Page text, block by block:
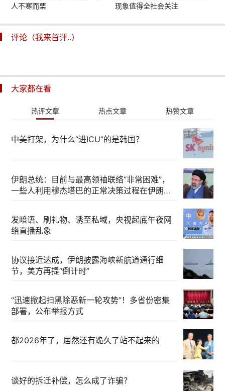
人不寒而栗
现象值得全社会关注
评论（我来首评..）
大家都在看
热评文章 热点文章 热赞文章
中美打架，为什么“进ICU”的是韩国？
伊朗总统：目前与最高领袖联络“非常困难”，
一些人利用穆杰塔巴的正常决策过程在伊朗内
发暗语、刷礼物、诱至私域，央视起底午夜网
络直播乱象
协议接近达成，伊朗披露海峡新航道通行细
节，美方再提“倒计时”
“迅速掀起扫黑除恶新一轮攻势”！多省份密集
部署，公布举报方式
都2026年了，居然还有跪久了站不起来的
谈好的拆迁补偿，怎么成了诈骗？